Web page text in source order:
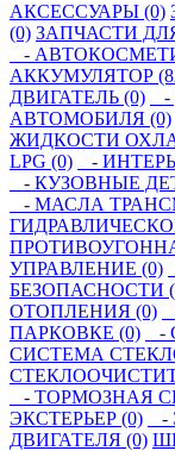
АКСЕССУАРЫ (0)
(0) ЗАПЧАСТИ
-
АККУМУЛЯТОР
ДВИГАТЕЛЬ (0)
-
АВТОМОБИЛЯ (0)
ЖИДКОСТИ
LPG (0)
-
- КУЗОВНЫЕ
- МАСЛА
УПРАВЛЕНИЕ (0)
БЕЗОПАСНОСТИ
ОТОПЛЕНИЯ (0)
ПАРКОВКЕ (0)
-
СИСТЕМА
- ТОРМОЗНАЯ
ЭКСТЕРЬЕР (0)
-
ДВИГАТЕЛЯ (0)